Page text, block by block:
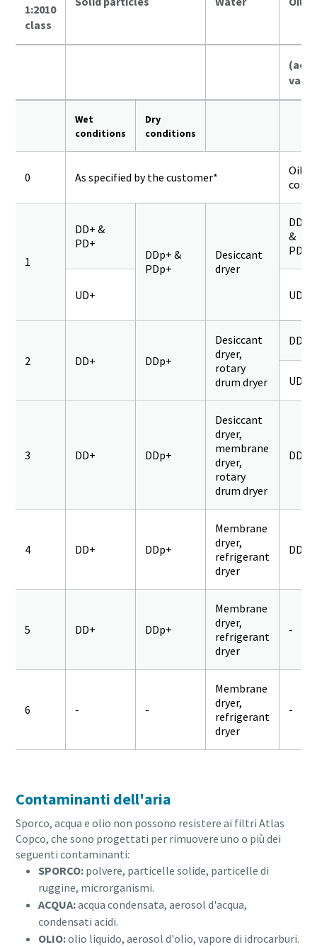
1:2010
class
Wet
conditions
Dry
conditions
0 As specified by the customer*
Oil-
1
DD+ &
PD+
DDp+ &
PDp+
Desiccant
dryer
DD+
&
PD+
UD+ UD+
2 DD+ DDp+
Desiccant
dryer,
rotary
drum dryer
DD+
UD+
3 DD+ DDp+
Desiccant
dryer,
membrane
dryer,
rotary
drum dryer
DD+
4 DD+ DDp+
Membrane
dryer,
refrigerant
dryer
DD+
5 DD+ DDp+
Membrane
dryer,
refrigerant
dryer
-
6 - -
Membrane
dryer,
refrigerant
dryer
-
Contaminanti dell'aria
Sporco, acqua e olio non possono resistere ai filtri Atlas
Copco, che sono progettati per rimuovere uno o più dei
seguenti contaminanti:
SPORCO: polvere, particelle solide, particelle di
ruggine, microrganismi.
ACQUA:acqua condensata, aerosol d'acqua,
condensati acidi.
OLIO:olio liquido, aerosol d'olio, vapore di idrocarburi.